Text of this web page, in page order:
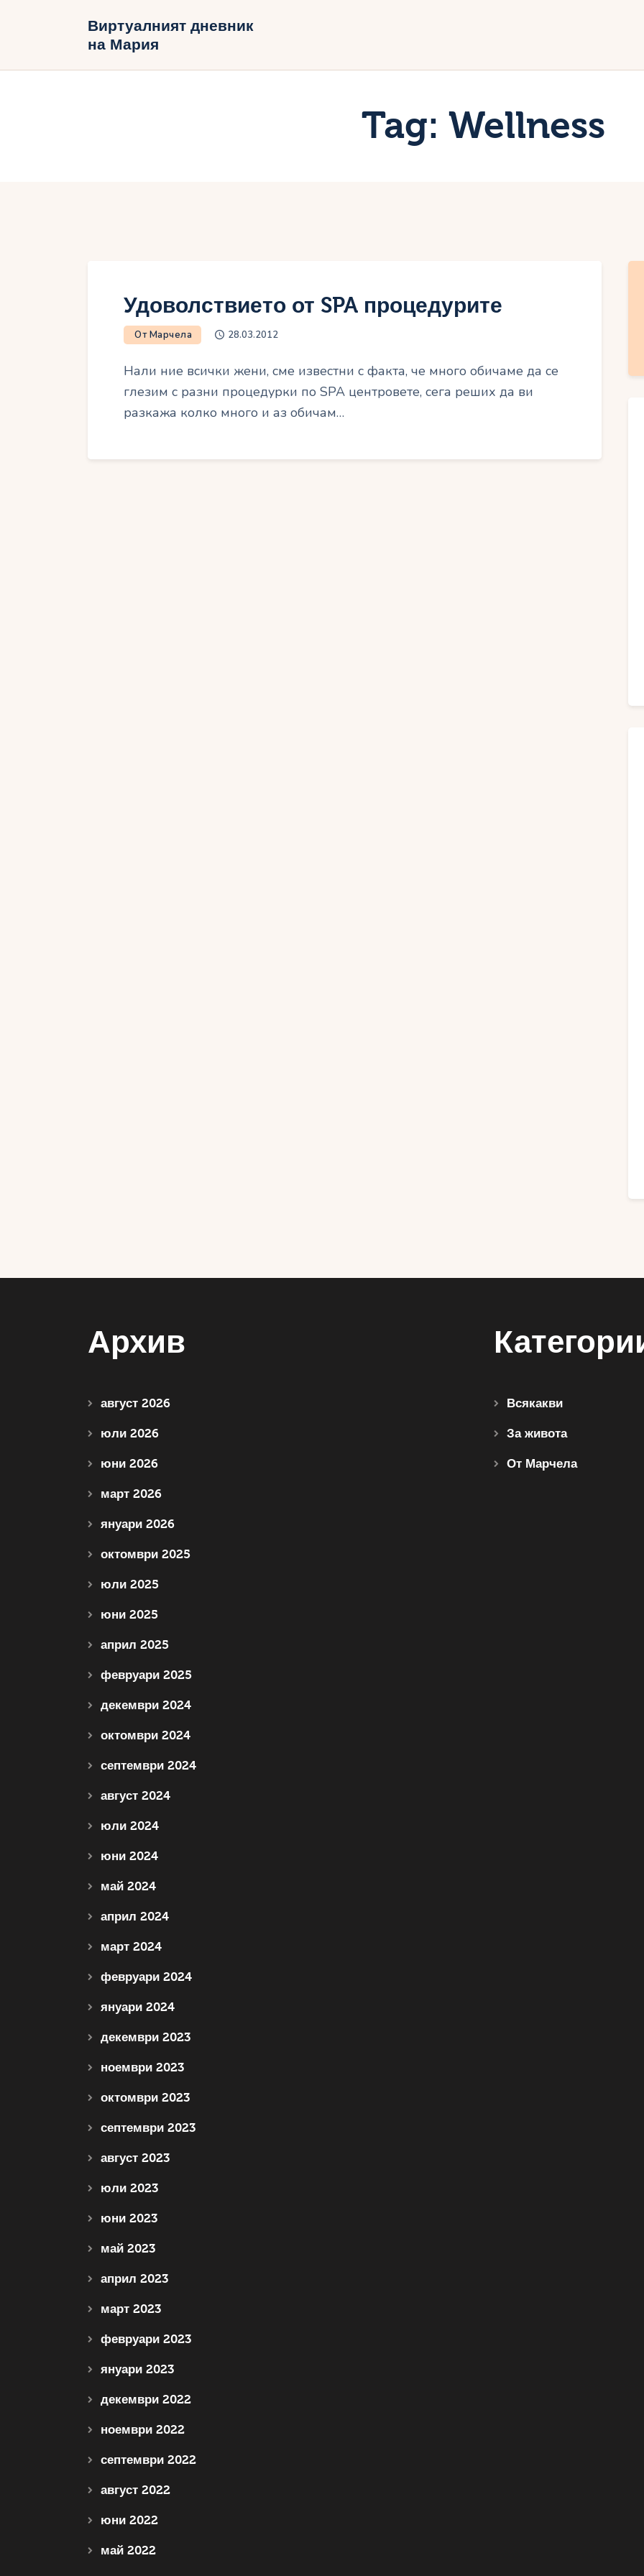
Виртуалният дневник
на Мария
Tag: Wellness
Виртуалният дневник на
Удоволствието от SPA процедурите
От Марчела 28.03.2012
Нали ние всички жени, сме известни с факта, че много обичаме да се
глезим с разни процедурки по SPA центровете, сега реших да ви
разкажа колко много и аз обичам…
Архив
август 2026
юли 2026
юни 2026
март 2026
януари 2026
октомври 2025
юли 2025
юни 2025
април 2025
февруари 2025
декември 2024
октомври 2024
септември 2024
август 2024
юли 2024
юни 2024
май 2024
април 2024
март 2024
февруари 2024
януари 2024
декември 2023
ноември 2023
октомври 2023
септември 2023
август 2023
юли 2023
юни 2023
май 2023
април 2023
март 2023
февруари 2023
януари 2023
декември 2022
ноември 2022
септември 2022
август 2022
юни 2022
май 2022
Всякакви
За живота
От Марчела